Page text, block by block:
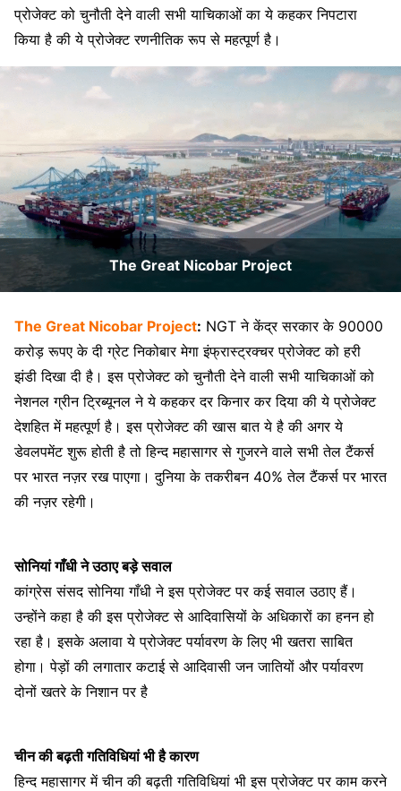
प्रोजेक्ट को चुनौती देने वाली सभी याचिकाओं का ये कहकर निपटारा
किया है की ये प्रोजेक्ट रणनीतिक रूप से महत्पूर्ण है।
The Great Nicobar Project
The Great Nicobar Project: NGT ने केंद्र सरकार के 90000
करोड़ रूपए के दी ग्रेट निकोबार मेगा इंफ्रास्ट्रक्चर प्रोजेक्ट को हरी
झंडी दिखा दी है। इस प्रोजेक्ट को चुनौती देने वाली सभी याचिकाओं को
नेशनल ग्रीन ट्रिब्यूनल ने ये कहकर दर किनार कर दिया की ये प्रोजेक्ट
देशहित में महत्पूर्ण है। इस प्रोजेक्ट की खास बात ये है की अगर ये
डेवलपमेंट शुरू होती है तो हिन्द महासागर से गुजरने वाले सभी तेल टैंकर्स
पर भारत नज़र रख पाएगा। दुनिया के तकरीबन 40% तेल टैंकर्स पर भारत
की नज़र रहेगी।
सोनियां गाँधी ने उठाए बड़े सवाल
कांग्रेस संसद सोनिया गाँधी ने इस प्रोजेक्ट पर कई सवाल उठाए हैं।
उन्होंने कहा है की इस प्रोजेक्ट से आदिवासियों के अधिकारों का हनन हो
रहा है। इसके अलावा ये प्रोजेक्ट पर्यावरण के लिए भी खतरा साबित
होगा। पेड़ों की लगातार कटाई से आदिवासी जन जातियों और पर्यावरण
दोनों खतरे के निशान पर है
चीन की बढ़ती गतिविधियां भी है कारण
हिन्द महासागर में चीन की बढ़ती गतिविधियां भी इस प्रोजेक्ट पर काम करने